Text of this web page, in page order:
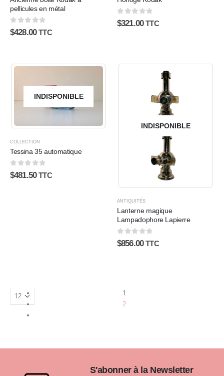
pellicules en métal
0sur 5
$428.00 TTC
0sur 5
$321.00 TTC
INDISPONIBLE
COLLECTION
Tessina 35 automatique
0sur 5
$481.50 TTC
INDISPONIBLE
ANTIQUITÉS
Lanterne magique
Lampadophore Lapierre
0sur 5
$856.00 TTC
1
2
S'abonner à la Newsletter